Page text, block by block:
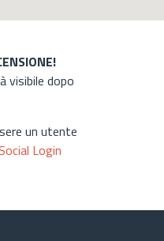
visibile dopo
un utente
Login